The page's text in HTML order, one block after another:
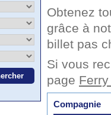
Obtenez
grâce à
billet pas
Si vous
page
Compagnie